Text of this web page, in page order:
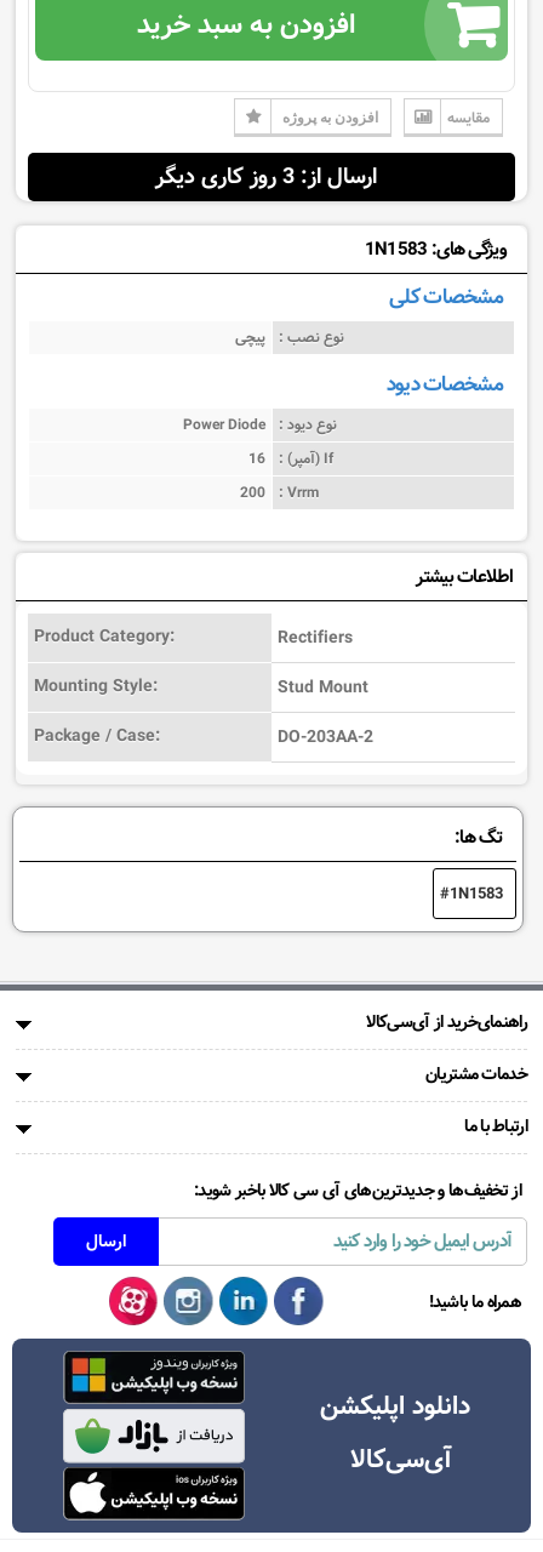
افزودن به سبد خرید
مقایسه افزودن به پروژه
ارسال از: 3 روز کاری دیگر
ویژگی های: 1N1583
مشخصات کلی
نوع نصب : پیچی
مشخصات دیود
نوع دیود : Power Diode
If (آمپر) :
16
Vrrm :
200
اطلاعات بیشتر
Product Category:
Rectifiers
Mounting Style:
Stud Mount
Package / Case:
DO-203AA-2
تگ ها:
1N1583
راهنمای‌خرید از آی‌سی‌کالا
خدمات مشتریان
ارتباط با ما
از تخفیف‌ها و جدیدترین‌های آی سی کالا باخبر شوید:
همراه ما باشید!
دانلود اپلیکشن
آی‌سی‌کالا